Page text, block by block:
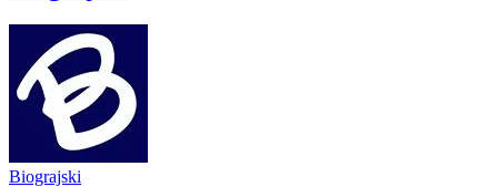
Biograjski